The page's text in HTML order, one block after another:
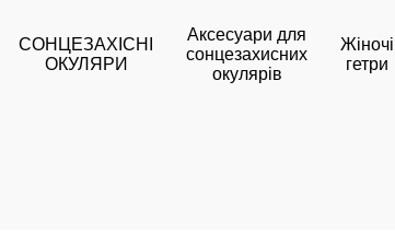
СОНЦЕЗАХІСНІ
ОКУЛЯРИ
Аксесуари для
сонцезахисних
окулярів
Жіночі
гетри